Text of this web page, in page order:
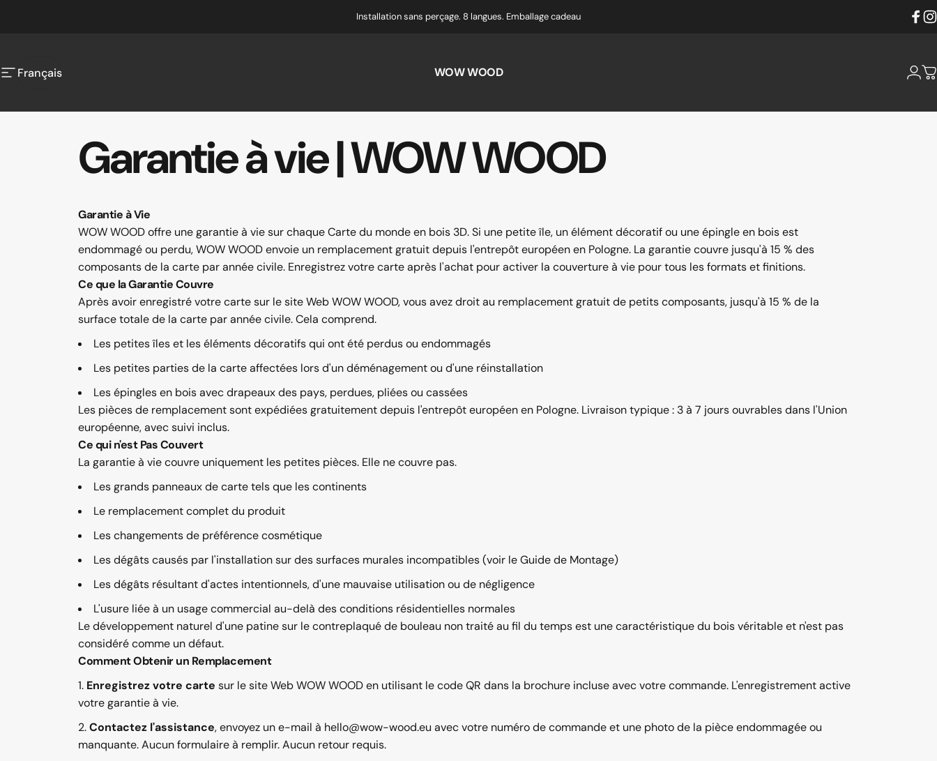
Installation sans perçage. 8 langues. Emballage cadeau
Français
Navigation WOW WOOD
Garantieàvie|WOWWOOD
Garantie à Vie
WOW WOOD offre une garantie à vie sur chaque Carte du monde en bois 3D. Si une petite île, un élément décoratif ou une épingle en bois est
endommagé ou perdu, WOW WOOD envoie un remplacement gratuit depuis l'entrepôt européen en Pologne. La garantie couvre jusqu'à 15 % des
composants de la carte par année civile. Enregistrez votre carte après l'achat pour activer la couverture à vie pour tous les formats et finitions.
Ce que la Garantie Couvre
Après avoir enregistré votre carte sur le site Web WOW WOOD, vous avez droit au remplacement gratuit de petits composants, jusqu'à 15 % de la
surface totale de la carte par année civile. Cela comprend.
Les petites îles et les éléments décoratifs qui ont été perdus ou endommagés
Les petites parties de la carte affectées lors d'un déménagement ou d'une réinstallation
Les épingles en bois avec drapeaux des pays, perdues, pliées ou cassées
Les pièces de remplacement sont expédiées gratuitement depuis l'entrepôt européen en Pologne. Livraison typique : 3 à 7 jours ouvrables dans l'Union
européenne, avec suivi inclus.
Ce qui n'est Pas Couvert
La garantie à vie couvre uniquement les petites pièces. Elle ne couvre pas.
Les grands panneaux de carte tels que les continents
Le remplacement complet du produit
Les changements de préférence cosmétique
Les dégâts causés par l'installation sur des surfaces murales incompatibles (voir leGuide de Montage)
Les dégâts résultant d'actes intentionnels, d'une mauvaise utilisation ou de négligence
L'usure liée à un usage commercial au-delà des conditions résidentielles normales
Le développement naturel d'une patine sur le contreplaqué de bouleau non traité au fil du temps est une caractéristique du bois véritable et n'est pas
considéré comme un défaut.
Comment Obtenir un Remplacement
Enregistrez votre carte sur le site Web WOW WOOD en utilisant le code QR dans la brochure incluse avec votre commande. L'enregistrement active
votre garantie à vie.
Contactez l'assistance, envoyez un e-mail à hello@wow-wood.eu avec votre numéro de commande et une photo de la pièce endommagée ou
manquante. Aucun formulaire à remplir. Aucun retour requis.